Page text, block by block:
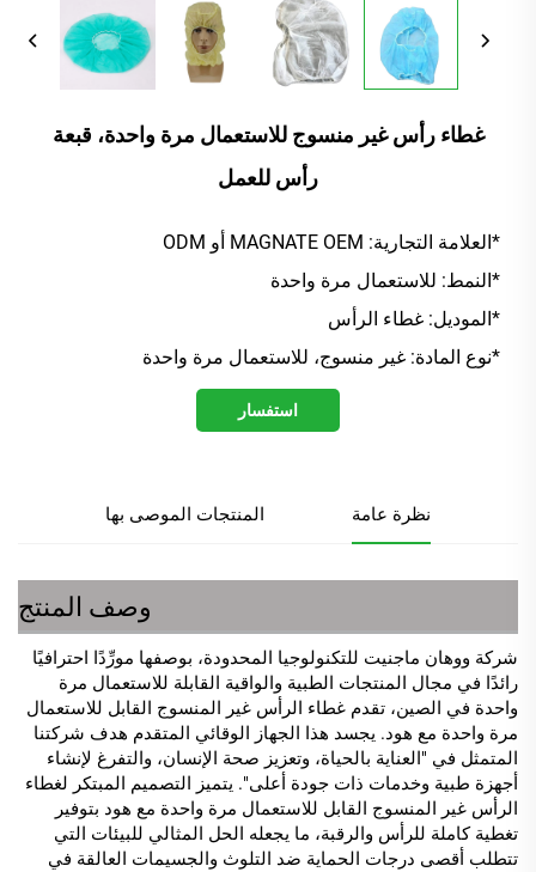
غطاء رأس غير منسوج للاستعمال مرة واحدة، قبعة
رأس للعمل
*العلامة التجارية: MAGNATE OEM أو ODM
*النمط: للاستعمال مرة واحدة
*الموديل: غطاء الرأس
*نوع المادة: غير منسوج، للاستعمال مرة واحدة
استفسار
نظرة عامة المنتجات الموصى بها
وصف المنتج
شركة ووهان ماجنيت للتكنولوجيا المحدودة، بوصفها مورِّدًا احترافيًا
رائدًا في مجال المنتجات الطبية والواقية القابلة للاستعمال مرة
واحدة في الصين، تقدم غطاء الرأس غير المنسوج القابل للاستعمال
مرة واحدة مع هود. يجسد هذا الجهاز الوقائي المتقدم هدف شركتنا
المتمثل في "العناية بالحياة، وتعزيز صحة الإنسان، والتفرغ لإنشاء
أجهزة طبية وخدمات ذات جودة أعلى". يتميز التصميم المبتكر لغطاء
الرأس غير المنسوج القابل للاستعمال مرة واحدة مع هود بتوفير
تغطية كاملة للرأس والرقبة، ما يجعله الحل المثالي للبيئات التي
تتطلب أقصى درجات الحماية ضد التلوث والجسيمات العالقة في